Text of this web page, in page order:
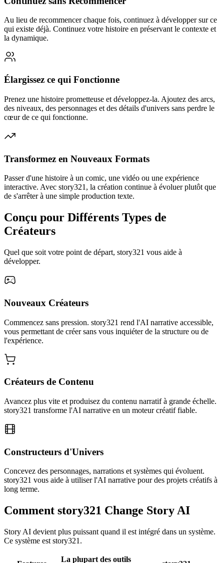
Au lieu de recommencer chaque fois, continuez à développer sur ce
qui existe déjà. Continuez votre histoire en préservant le contexte et
la dynamique.
Élargissez ce qui Fonctionne
Prenez une histoire prometteuse et développez-la. Ajoutez des arcs,
des niveaux, des personnages et des détails d'univers sans perdre le
cœur de ce qui fonctionne.
Transformez en Nouveaux Formats
Passer d'une histoire à un comic, une vidéo ou une expérience
interactive. Avec story321, la création continue à évoluer plutôt que
de s'arrêter à une simple production texte.
Conçu pour Différents Types de
Créateurs
Quel que soit votre point de départ, story321 vous aide à
développer.
Nouveaux Créateurs
Commencez sans pression. story321 rend l'AI narrative accessible,
vous permettant de créer sans vous inquiéter de la structure ou de
l'expérience.
Créateurs de Contenu
Avancez plus vite et produisez du contenu narratif à grande échelle.
story321 transforme l'AI narrative en un moteur créatif fiable.
Constructeurs d'Univers
Concevez des personnages, narrations et systèmes qui évoluent.
story321 vous aide à utiliser l'AI narrative pour des projets créatifs à
long terme.
Comment story321 Change Story AI
Story AI devient plus puissant quand il est intégré dans un système.
Ce système est story321.
La plupart des outils